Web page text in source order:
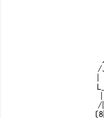
／￣ヾﾆﾆ
/､∧ ∨
| ｀¨ヽ.
L_‐,ニzzz'
| }| ､ / .ﾊ_ //
/|ヘ、 ｀ｰ'￣
〔8|｀～=-＜ﾆ